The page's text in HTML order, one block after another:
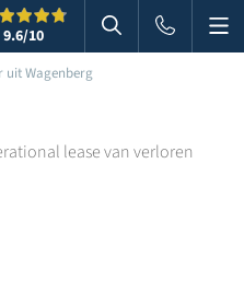
9.6/10 Zoeken in
uit Wagenberg
lease van verloren